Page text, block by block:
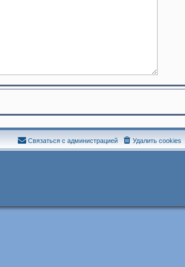
Удалить cookies
Связаться с администрацией